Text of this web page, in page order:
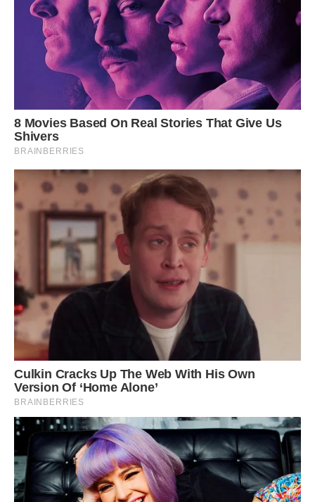
У свій під’їзд я увійшла в пів на сьому. Голубки повинні
бути в клітці – пити чай з її тортом. Я ретельно
підфарбувалася, щоб постати в усій красі квітучої
жіночності. Тихо ввійшла в передпокій. З вітальні долинав
високий голос жінки, супроводжуваний веселим сміхом
Володі. Вирішивши приголомшити їх раптовістю появи, я
різко відкрила двері вітальні, і оторопіла. За накритим
столом сиділа компанія жінок і чоловіків. Всі вони, як по
команді, обернулися до мене: хто зі збентеженням, хто з
явним переляком.
– Зоряна … – пробурмотів Володя, який стояв з келихом в
піднятій руці. – А ми тут вирішили зібратися з хлопцями.